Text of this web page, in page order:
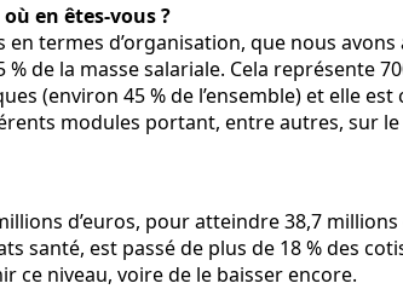
en êtes-vous ?
termes d’organisation, que nous
de la masse salariale. Cela
(environ 45 % de l’ensemble) et elle
modules portant, entre autres, sur le
d’euros, pour atteindre 38,7
santé, est passé de plus de 18 % des
niveau, voire de le baisser encore.